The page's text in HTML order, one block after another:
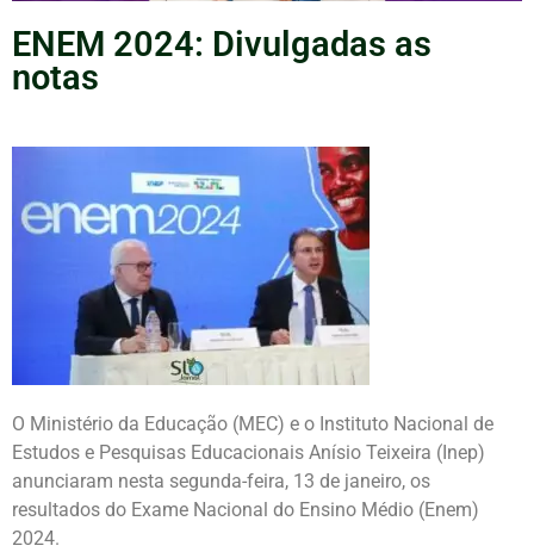
ENEM 2024: Divulgadas as
notas
O Ministério da Educação (MEC) e o Instituto Nacional de
Estudos e Pesquisas Educacionais Anísio Teixeira (Inep)
anunciaram nesta segunda-feira, 13 de janeiro, os
resultados do Exame Nacional do Ensino Médio (Enem)
2024.